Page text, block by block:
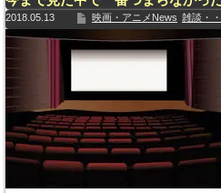
2018.05.13 映画・アニメNews 雑談・